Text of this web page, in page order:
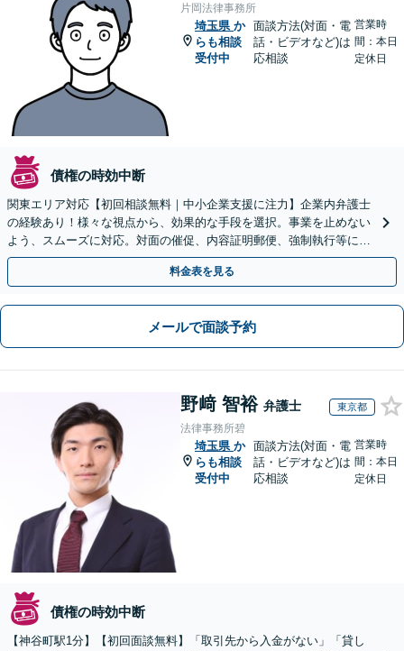
片岡法律事務所
埼玉県 か
らも相談
受付中
面談方法(対面・電
話・ビデオなど)は
応相談
営業時
間：本日
定休日
債権の時効中断
関東エリア対応【初回相談無料｜中小企業支援に注力】企業内弁護士
の経験あり！様々な視点から、効果的な手段を選択。事業を止めない
よう、スムーズに対応。対面の催促、内容証明郵便、強制執行等に精
通。お困りの方はすぐにご相談を【オンライン面談◎】
料金表を見る
メールで面談予約
野﨑 智裕 弁護士 東京都
法律事務所碧
埼玉県 か
らも相談
受付中
面談方法(対面・電
話・ビデオなど)は
応相談
営業時
間：本日
定休日
債権の時効中断
【神谷町駅1分】【初回面談無料】「取引先から入金がない」「貸し